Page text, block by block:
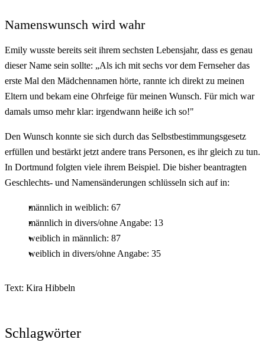
Namenswunsch wird wahr
Emily wusste bereits seit ihrem sechsten Lebensjahr, dass es genau
dieser Name sein sollte: „Als ich mit sechs vor dem Fernseher das
erste Mal den Mädchennamen hörte, rannte ich direkt zu meinen
Eltern und bekam eine Ohrfeige für meinen Wunsch. Für mich war
damals umso mehr klar: irgendwann heiße ich so!"
Den Wunsch konnte sie sich durch das Selbstbestimmungsgesetz
erfüllen und bestärkt jetzt andere trans Personen, es ihr gleich zu tun.
In Dortmund folgten viele ihrem Beispiel. Die bisher beantragten
Geschlechts- und Namensänderungen schlüsseln sich auf in:
männlich in weiblich: 67
männlich in divers/ohne Angabe: 13
weiblich in männlich: 87
weiblich in divers/ohne Angabe: 35
Text: Kira Hibbeln
Schlagwörter